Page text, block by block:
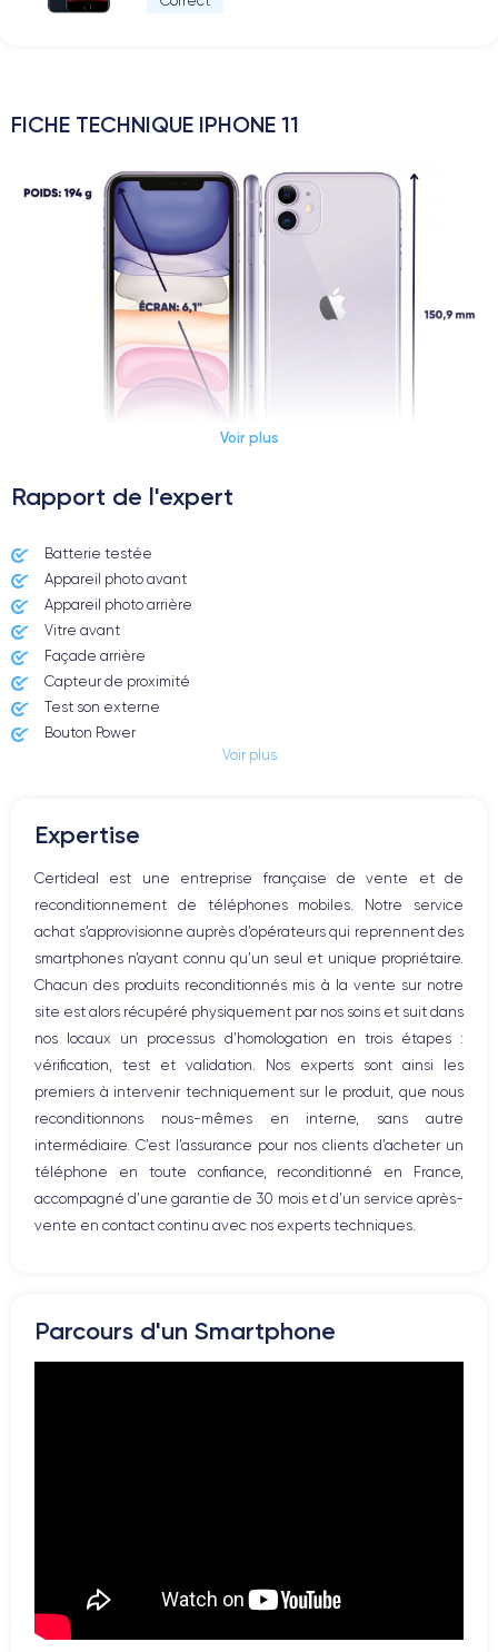
FICHE TECHNIQUE IPHONE 11
Dimensions et poids iPhone 11
Date de sortie
10/09/2019
Dimensions
IPS LCD 6.1 pouces
Apple A13 Bionic 6
Nom GPU
GPU 4 cœurs
Fréq. processeur
2.65 GHz
12 MP 12 MP
Résolution vidéo
4K - 3840x2160px
Recharge rapide
Oui, minimum 18W
Batterie Dual SIM
Réseau mobile
LTE/4G
Oui, tous opérateurs
Voir plus
Rapport de l'expert
Batterie testée
Appareil photo avant
Appareil photo arrière ​
Vitre avant ​
Façade arrière
Capteur de proximité
Test son externe
Bouton Power
Haut parleur
Bouton Home
Bluetooth
WiFi
Réseau
Vibreur
Prise USB
Voir plus
Expertise
Certideal est une entreprise française de vente et de
reconditionnement de téléphones mobiles. Notre service
achat s’approvisionne auprès d’opérateurs qui reprennent des
smartphones n’ayant connu qu’un seul et unique propriétaire.
Chacun des produits reconditionnés mis à la vente sur notre
site est alors récupéré physiquement par nos soins et suit dans
nos locaux un processus d’homologation en trois étapes :
vérification, test et validation. Nos experts sont ainsi les
premiers à intervenir techniquement sur le produit, que nous
reconditionnons nous-mêmes en interne, sans autre
intermédiaire. C’est l’assurance pour nos clients d’acheter un
téléphone en toute confiance, reconditionné en France,
accompagné d’une garantie de 30 mois et d’un service après-
vente en contact continu avec nos experts techniques.
Parcours d'un Smartphone